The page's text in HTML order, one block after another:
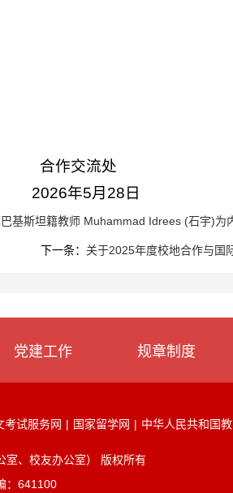
日
基斯坦籍教师 Muhammad Idrees (石宇)
下一条： 关于2025年度校地合作与国
党建工作 规章制度
考试服务网 | 国家留学网 | 中华人民共和国
室、校友办公室） 版权所有
：641100